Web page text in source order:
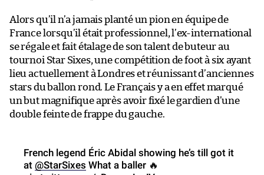
Alors qu’il n’a jamais planté un pion en équipe de
France lorsqu’il était professionnel, l’ex-international
se régale et fait étalage de son talent de buteur au
tournoi Star Sixes, une compétition de foot à six ayant
lieu actuellement à Londres et réunissant d’anciennes
stars du ballon rond. Le Français y a en effet marqué
un but magnifique après avoir fixé le gardien d’une
double feinte de frappe du gauche.
French legend Éric Abidal showing he’s till got it
at @StarSixes What a baller 🔥